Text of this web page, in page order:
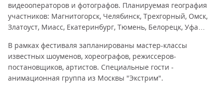
видеооператоров и фотографов. Планируемая география
участников: Магнитогорск, Челябинск, Трехгорный, Омск,
Златоуст, Миасс, Екатеринбург, Тюмень, Белорецк, Уфа…
В рамках фестиваля запланированы мастер-классы
известных шоуменов, хореографов, режиссеров-
постановщиков, артистов. Специальные гости -
анимационная группа из Москвы "Экстрим".